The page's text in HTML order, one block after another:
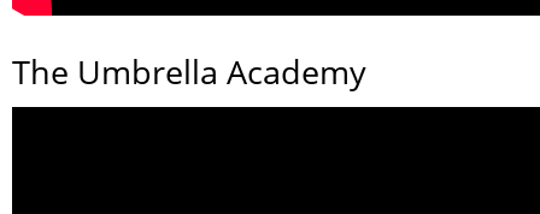
The Umbrella Academy